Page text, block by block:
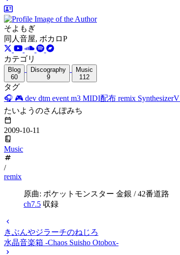
そよもぎ
同人音屋, ボカロP
カテゴリ
Blog
60
Discography
9
Music
112
タグ
🎧 🎮 dev dtm event m3 MIDI配布 remix SynthesizerV
たいようのさんぽみち
2009-10-11
Music
/
remix
原曲: ポケットモンスター 金銀 / 42番道路
ch7.5 収録
きぶんやジラーチのねじろ
水晶音楽箱 -Chaos Suisho Otobox-